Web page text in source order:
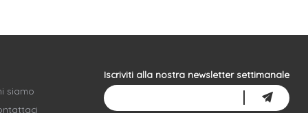
siamo
Iscriviti alla nostra newsletter settimanale